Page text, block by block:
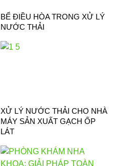
BỂ ĐIỀU HÒA TRONG XỬ LÝ
NƯỚC THẢI
XỬ LÝ NƯỚC THẢI CHO NHÀ
MÁY SẢN XUẤT GẠCH ỐP
LÁT